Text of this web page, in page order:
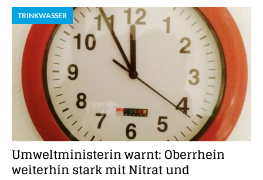
TRINKWASSER
Umweltministerin warnt: Oberrhein
weiterhin stark mit Nitrat und